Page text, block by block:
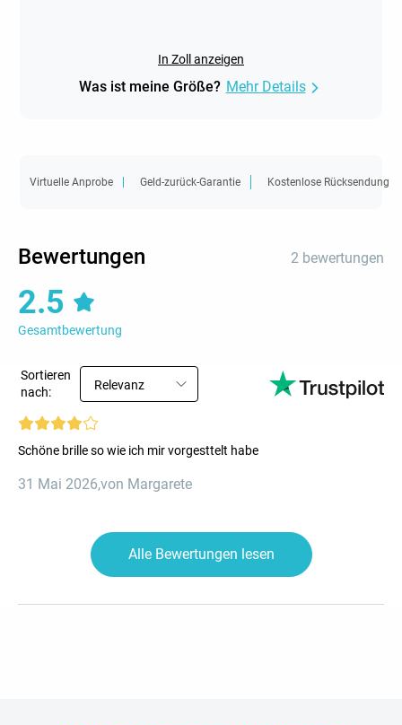
In Zoll anzeigen
Was ist meine Größe? Mehr Details
Virtuelle Anprobe Geld-zurück-Garantie Kostenlose Rücksendung
Bewertungen 2 bewertungen
2.5
Gesamtbewertung
Sortieren
nach:
Relevanz
Schöne brille so wie ich mir vorgesttelt habe
31 Mai 2026,von Margarete
Alle Bewertungen lesen